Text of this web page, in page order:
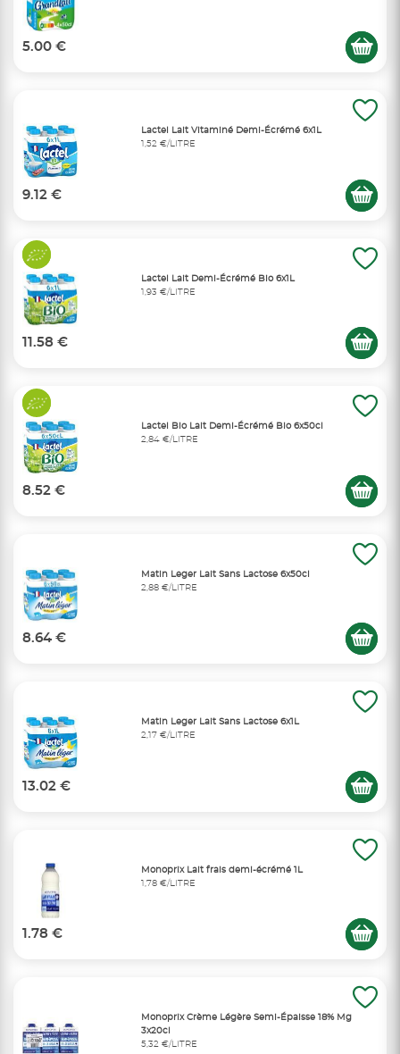
5.00 €
Lactel Lait Vitaminé Demi-Écrémé 6x1L
1,52 €/LITRE
9.12 €
Lactel Lait Demi-Écrémé Bio 6x1L
1,93 €/LITRE
11.58 €
Lactel Bio Lait Demi-Écrémé Bio 6x50cl
2,84 €/LITRE
8.52 €
Matin Leger Lait Sans Lactose 6x50cl
2,88 €/LITRE
8.64 €
Matin Leger Lait Sans Lactose 6x1L
2,17 €/LITRE
13.02 €
Monoprix Lait frais demi-écrémé 1L
1,78 €/LITRE
1.78 €
Monoprix Crème Légère Semi-Épaisse 18% Mg
3x20cl
5,32 €/LITRE